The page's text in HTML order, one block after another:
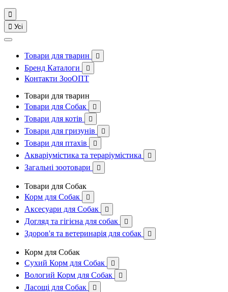

 Усі
Товари для тварин 
Бренд Каталоги 
Контакти ЗооОПТ
Товари для тварин
Товари для Собак

Товари для котів 
Товари для гризунів 
Товари для птахів 
Акваріумістика та тераріумістика 
Загальні зоотовари 
Товари для Собак
Корм для Собак

Аксесуари для Собак 
Догляд та гігієна для собак 
Здоров'я та ветеринарія для собак 
Корм для Собак
Сухий Корм для Собак

Вологий Корм для Собак 
Ласощі для Собак 